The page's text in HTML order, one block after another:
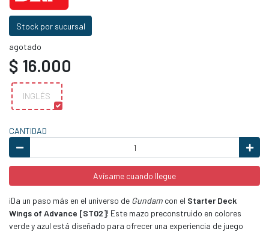
Stock por sucursal
agotado
$ 16.000
INGLÉS
CANTIDAD
Avísame cuando llegue
¡Da un paso más en el universo de Gundam con el Starter Deck
Wings of Advance [ST02]! Este mazo preconstruido en colores
verde y azul está diseñado para ofrecer una experiencia de juego